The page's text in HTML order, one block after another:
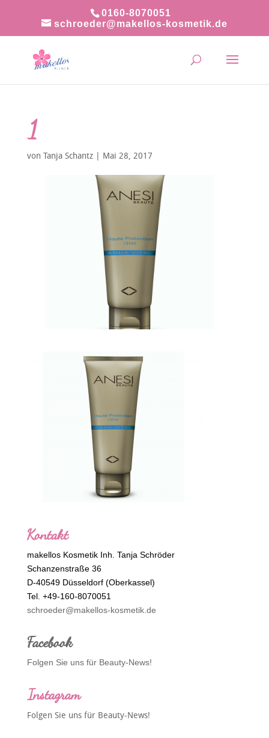
0160-8070051
schroeder@makellos-kosmetik.de
1
von Tanja Schantz| Mai 28, 2017
Kontakt
makellos Kosmetik Inh. Tanja Schröder
Schanzenstraße 36
D-40549 Düsseldorf (Oberkassel)
Tel. +49-160-8070051
schroeder@makellos-kosmetik.de
Facebook
Folgen Sie uns für Beauty-News!
Instagram
Folgen Sie uns für Beauty-News!